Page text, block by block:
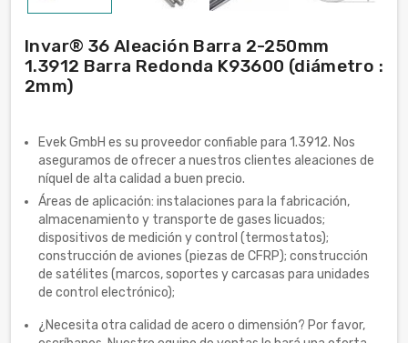
Invar® 36 Aleación Barra 2-250mm
1.3912 Barra Redonda K93600 (diámetro :
2mm)
Evek GmbH es su proveedor confiable para 1.3912. Nos
aseguramos de ofrecer a nuestros clientes aleaciones de
níquel de alta calidad a buen precio.
Áreas de aplicación: instalaciones para la fabricación,
almacenamiento y transporte de gases licuados;
dispositivos de medición y control (termostatos);
construcción de aviones (piezas de CFRP); construcción
de satélites (marcos, soportes y carcasas para unidades
de control electrónico);
¿Necesita otra calidad de acero o dimensión? Por favor,